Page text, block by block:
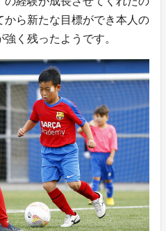
ら新たな目標ができ本人の
く残ったようです。